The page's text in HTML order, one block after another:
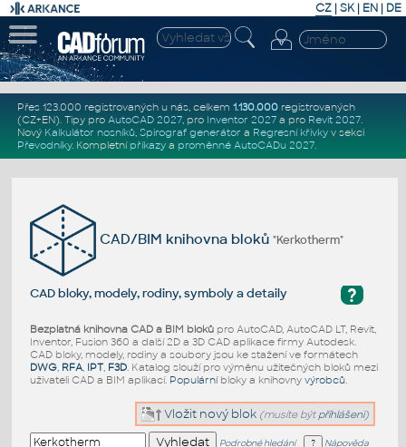
CZ | SK| EN | DE
Přes 123.000 registrovaných u nás, celkem 1.130.000registrovaných
(CZ+EN). Tipy pro AutoCAD 2027, pro Inventor 2027a pro Revit 2027.
Nový Kalkulátor nosníků, Spirograf generátor a Regresní křivkyv sekci
Převodníky. Kompletní příkazya proměnné AutoCADu 2027.
CAD/BIM knihovna bloků"Kerkotherm"
?
CAD bloky, modely, rodiny, symboly a detaily
Bezplatná knihovna CAD a BIM blokůpro AutoCAD, AutoCAD LT, Revit,
Inventor, Fusion 360 a další 2D a 3D CAD aplikace firmy Autodesk.
CAD bloky, modely, rodiny a soubory jsou ke stažení ve formátech
DWG, RFA, IPT, F3D. Katalog slouží pro výměnu užitečných bloků mezi
uživateli CAD a BIM aplikací. Populárníbloky a knihovny výrobců.
Vložit nový blok (musíte být přihlášeni)
Podrobné hledání Nápověda